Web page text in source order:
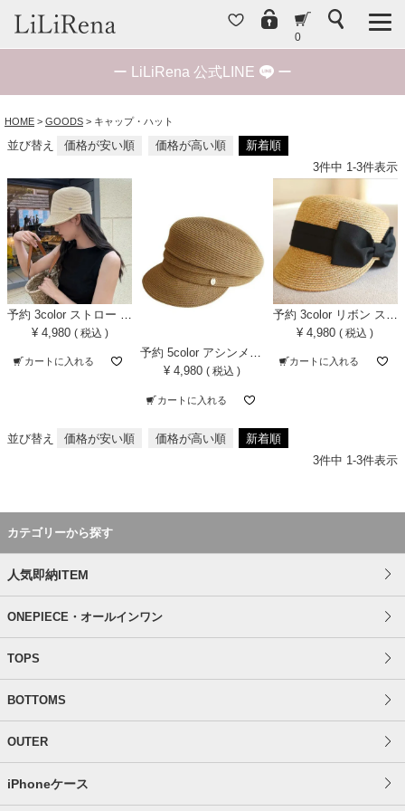
0
ー LiLiRena 公式LINE ー
HOME GOODS キャップ・ハット
並び替え 価格が安い順 価格が高い順
新着順
3件中 1-3件表示
¥ 4,980 税込
カートに入れる
予約 5color アシンメトリー ストロー キャスケット
¥ 4,980 税込
カートに入れる
¥ 4,980 税込
カートに入れる
並び替え 価格が安い順 価格が高い順
新着順
3件中 1-3件表示
カテゴリーから探す
人気即納ITEM
ONEPIECE・オールインワン
TOPS
BOTTOMS
OUTER
iPhoneケース